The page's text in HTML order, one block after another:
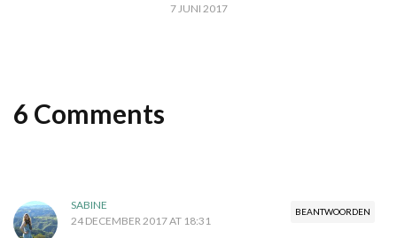
7 JUNI 2017
6 Comments
BEANTWOORDEN
SABINE
24 DECEMBER 2017 AT 18:31